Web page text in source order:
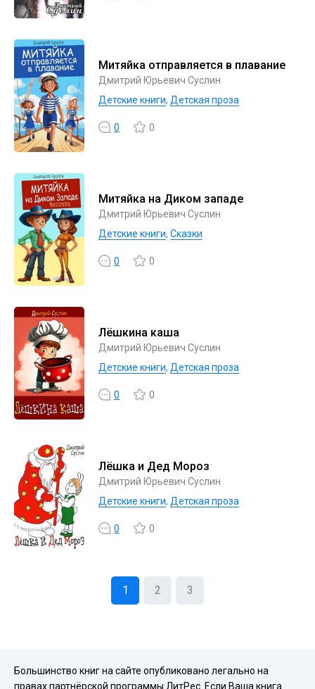
Митяйка отправляется в плавание
Дмитрий Юрьевич Суслин
Детские книги, Детская проза
0 0
Митяйка на Диком западе
Дмитрий Юрьевич Суслин
Детские книги, Сказки
0 0
Лёшкина каша
Дмитрий Юрьевич Суслин
Детские книги, Детская проза
0 0
Лёшка и Дед Мороз
Дмитрий Юрьевич Суслин
Детские книги, Детская проза
0 0
1 2 3
Большинство книг на сайте опубликовано легально на
правах партнёрской программы ЛитРес. Если Ваша книга